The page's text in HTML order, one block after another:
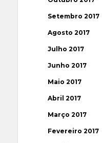
Setembro 2017
Agosto 2017
Julho 2017
Junho 2017
Maio 2017
Abril 2017
Março 2017
Fevereiro 2017